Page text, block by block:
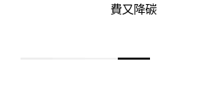
舒適生活觸手可及